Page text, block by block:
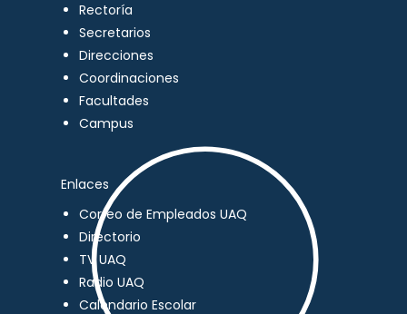
Rectoría
Secretarios
Direcciones
Coordinaciones
Facultades
Campus
Enlaces
Correo de Empleados UAQ
Directorio
TV UAQ
Radio UAQ
Calendario Escolar